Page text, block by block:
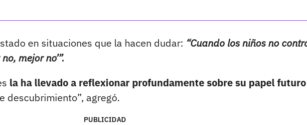
en situaciones que la hacen dudar: “Cuando los niños no
mejor no’”.
la ha llevado a reflexionar profundamente sobre su papel futuro
descubrimiento”, agregó.
PUBLICIDAD